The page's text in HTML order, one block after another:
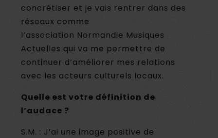
concrétiser et je vais rentrer dans des
réseaux comme
l’association Normandie Musiques
Actuelles qui va me permettre de
continuer d’améliorer mes relations
avec les acteurs culturels locaux.
Quelle est votre définition de
l’audace ?
S.M. : J’ai une image positive de